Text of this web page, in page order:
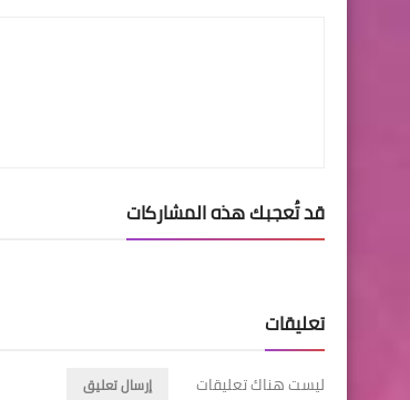
قد تُعجبك هذه المشاركات
تعليقات
ليست هناك تعليقات إرسال تعليق